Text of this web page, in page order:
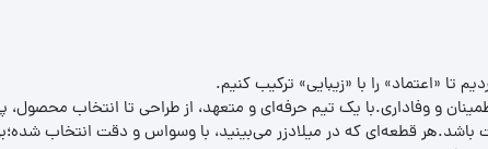
و وفاداری.با یک تیم حرفه‌ای و متعهد، از طراحی تا انتخاب محصول،
قطعه‌ای که در میلادزر می‌بینید، با وسواس و دقت انتخاب